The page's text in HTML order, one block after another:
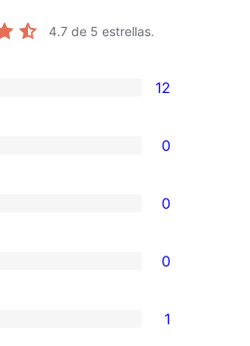
4.7 de 5 estrellas.
12
0
0
0
1